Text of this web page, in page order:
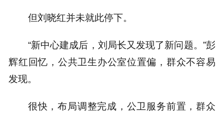
但刘晓红并未就此停下。
“新中心建成后，刘局长又发现了新问题。”彭
辉红回忆，公共卫生办公室位置偏，群众不容易
发现。
很快，布局调整完成，公卫服务前置，群众